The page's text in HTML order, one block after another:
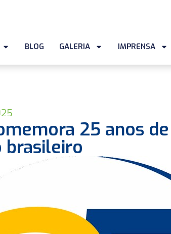
BLOG GALERIA IMPRENSA
25 anos
brasileiro